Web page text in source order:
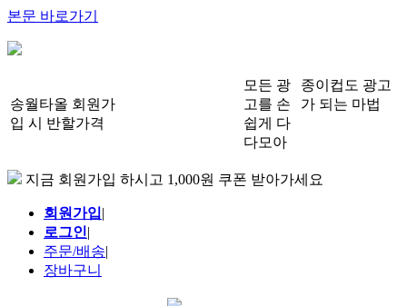
본문 바로가기
송월타올 회원가
입 시 반할가격
모든 광
고를 손
쉽게 다
다모아
종이컵도 광고
가 되는 마법
지금 회원가입 하시고 1,000원 쿠폰 받아가세요
회원가입|
로그인|
주문/배송|
장바구니